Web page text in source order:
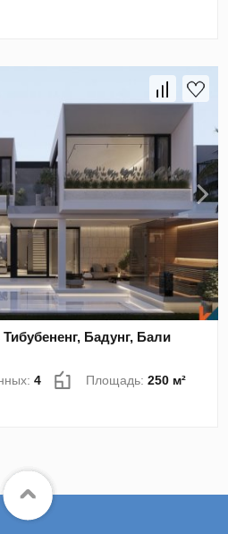
Бадунг, Бали
4 Площадь:250 м²